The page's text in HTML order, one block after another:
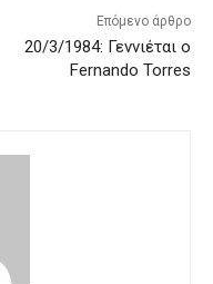
Επόμενο άρθρο
20/3/1984: Γεννιέται ο
Fernando Torres